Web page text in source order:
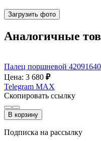
Загрузить фото
Аналогичные
Палец поршневой
Цена: 3 680 ₽
Telegram MAX
Скопировать ссылку
В корзину
Подписка на рассылку